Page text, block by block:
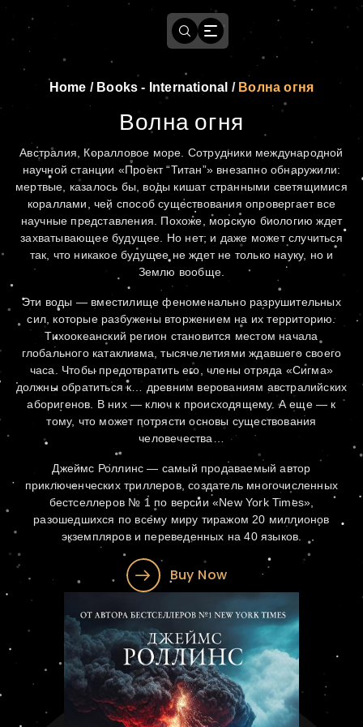
Home / Books - International / Волна огня
Волна огня
Австралия, Коралловое море. Сотрудники международной
научной станции «Проект “Титан”» внезапно обнаружили:
мертвые, казалось бы, воды кишат странными светящимися
кораллами, чей способ существования опровергает все
научные представления. Похоже, морскую биологию ждет
захватывающее будущее. Но нет; и даже может случиться
так, что никакое будущее не ждет не только науку, но и
Землю вообще.
Эти воды — вместилище феноменально разрушительных
сил, которые разбужены вторжением на их территорию.
Тихоокеанский регион становится местом начала
глобального катаклизма, тысячелетиями ждавшего своего
часа. Чтобы предотвратить его, члены отряда «Сигма»
должны обратиться к… древним верованиям австралийских
аборигенов. В них — ключ к происходящему. А еще — к
тому, что может потрясти основы существования
человечества…
Джеймс Роллинс — самый продаваемый автор
приключенческих триллеров, создатель многочисленных
бестселлеров № 1 по версии «New York Times»,
разошедшихся по всему миру тиражом 20 миллионов
экземпляров и переведенных на 40 языков.
Buy Now